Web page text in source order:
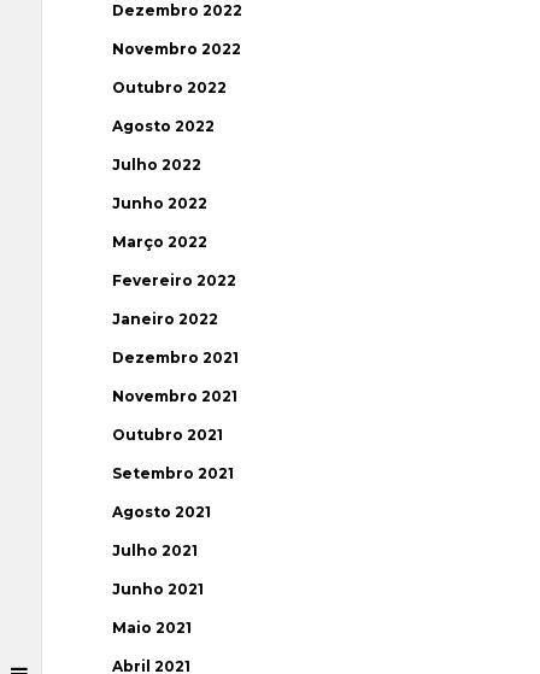
Dezembro 2022
Novembro 2022
Outubro 2022
Agosto 2022
Julho 2022
Junho 2022
Março 2022
Fevereiro 2022
Janeiro 2022
Dezembro 2021
Novembro 2021
Outubro 2021
Setembro 2021
Agosto 2021
Julho 2021
Junho 2021
Maio 2021
Abril 2021